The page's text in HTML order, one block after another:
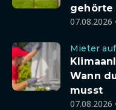
gehörte
07.08.2026
Mieter
Wann
musst
07.08.2026